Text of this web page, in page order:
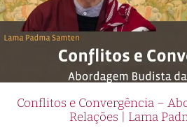
Conflitos e Convergência –
Relações | Lama